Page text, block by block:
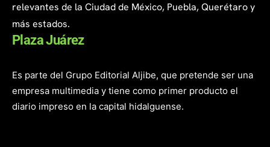
relevantes de la Ciudad de México, Puebla, Querétaro y
más estados.
Plaza Juárez
Es parte del Grupo Editorial Aljibe, que pretende ser una
empresa multimedia y tiene como primer producto el
diario impreso en la capital hidalguense.